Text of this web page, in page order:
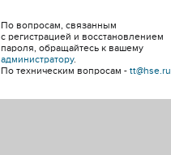
По вопросам, связанным
с регистрацией и восстановлением
пароля, обращайтесь к вашему
администратору.
По техническим вопросам - tt@hse.ru